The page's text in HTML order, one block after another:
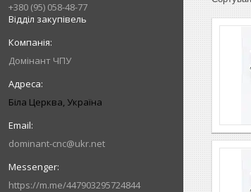
+380 (95) 058-48-77
Відділ закупівель
Домінант ЧПУ
Біла Церква, Україна
dominant-cnc@ukr.net
https://m.me/447903295724844